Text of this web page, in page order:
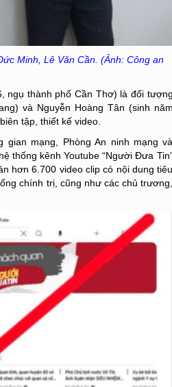
Minh, Lê Văn Cần. (Ảnh: Công an
ngụ thành phố Cần Thơ) là đối tượng
và Nguyễn Hoàng Tân (sinh năm
tập, thiết kế video.
mạng, Phòng An ninh mạng và
thống kênh Youtube “Người Đưa
hơn 6.700 video clip có nội dung tiêu
chính trị, cũng như các chủ trương,